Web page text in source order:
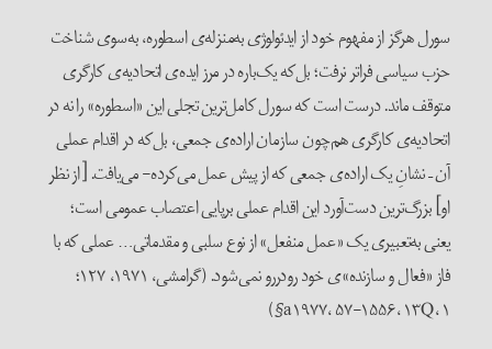
سورل هرگز از مفهوم خود از ایدئولوژی به‌منزله‌ی اسطوره، به‌سوی شناخت
حزب سیاسی فراتر نرفت؛ بل‌که یک‌باره در مرز ایده‌ی اتحادیه‌ی کارگری
متوقف ماند. درست است که سورل کامل‌ترین تجلی این «اسطوره» را نه در
اتحادیه‌ی کارگری هم‌چون سازمان اراده‌ی جمعی، بل‌که در اقدام عملی
آن – نشانِ یک اراده‌ی جمعی که از پیش عمل می‌کرده- می‌یافت. [از نظر
او] بزرگ‌ترین دست‌آورد این اقدام عملی برپایی اعتصاب عمومی است؛
یعنی به‌تعبیری یک «عمل منفعل» از نوع سلبی و مقدماتی… عملی که با
فاز «فعال و سازنده»ی خود رودررو نمی‌شود. (گرامشی، ۱۹۷۱، ۱۲۷؛
a۱۹۷۷، ۵۷-۱۵۵۶، ۱۳Q، ۱§)